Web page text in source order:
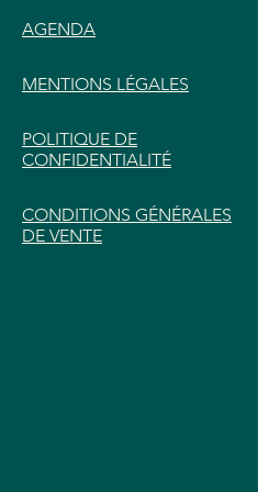
AGENDA
MENTIONS LÉGALES
POLITIQUE DE
CONFIDENTIALITÉ
CONDITIONS GÉNÉRALES
DE VENTE